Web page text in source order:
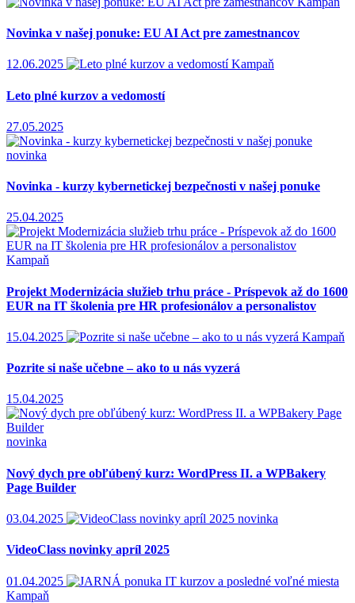
Novinka v našej ponuke: EU AI Act pre zamestnancov
12.06.2025 Kampaň
Leto plné kurzov a vedomostí
27.05.2025
novinka
Novinka - kurzy kybernetickej bezpečnosti v našej ponuke
25.04.2025
Kampaň
Projekt Modernizácia služieb trhu práce - Príspevok až do 1600
EUR na IT školenia pre HR profesionálov a personalistov
15.04.2025 Kampaň
Pozrite si naše učebne – ako to u nás vyzerá
15.04.2025
novinka
Nový dych pre obľúbený kurz: WordPress II. a WPBakery
Page Builder
03.04.2025 novinka
VideoClass novinky apríl 2025
01.04.2025
Kampaň